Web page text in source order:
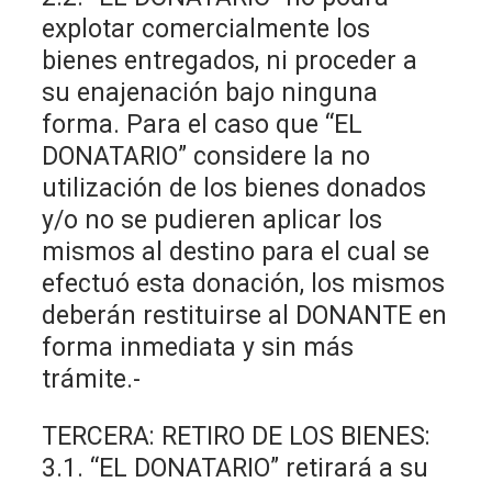
explotar comercialmente los
bienes entregados, ni proceder a
su enajenación bajo ninguna
forma. Para el caso que “EL
DONATARIO” considere la no
utilización de los bienes donados
y/o no se pudieren aplicar los
mismos al destino para el cual se
efectuó esta donación, los mismos
deberán restituirse al DONANTE en
forma inmediata y sin más
trámite.-
TERCERA: RETIRO DE LOS BIENES:
3.1. “EL DONATARIO” retirará a su